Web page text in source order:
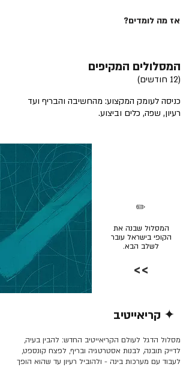
אז מה לומדים?
המסלולים המקיפים
(12 חודשים)
כניסה לעומק המקצוע: מהחשיבה והבריף ועד
רעיון, שפה, כלים וביצוע.
המסלול שבנה את
הקופי בישראל עובר
לשלב הבא.
✏️
>>
✦ קריאייטיב
מסלול הדגל לעולם הקריאייטיב החדש: להבין בעיה,
לדייק תובנה, לבנות אסטרטגיה ובריף, לפצח קונספט,
לעבוד עם מערכות בינה - ולהוביל רעיון עד שהוא הופך